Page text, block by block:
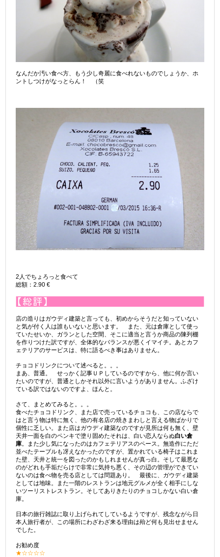
なんだか汚い食べ方、もう少し奇麗に食べれないものでしょうか、ホ
ントしつけがなっとらん！ （笑
2人でちょろっと食べて
総額：2.90 €
店の造りはガウディ建築と言っても、初めからそうだと知っていない
と気が付く人は誰もいないと思います。 また、元は倉庫として使っ
ていたせいか、ガランとした空間、そこに適当と言うか商品の陳列棚
を作りつけた訳ですが、全体的なバランスが悪くイマイチ。あとカフ
ェテリアのサービスは、特に語るべき事はありません。
チョコドリンクについて述べると。。。
まあ、普通。 せっかく記事ＵＰしているのですから、他に何か言い
たいのですが、普通としかそれ以外に言いようがありません。ふざけ
ている訳ではないのですよ、ほんと。
さて、まとめてみると。。。
食べたチョコドリンク、また店で売っているチョコも、この店ならで
はと言う物は特に無く、他の有名店の焼きまわしと言える物ばかりで
個性に乏しい。また店はガウディ建築なのですが見所は何も無く、壁
天井一面を白のペンキで塗り固めたそれは、白い恋人ならぬ白い倉
庫。また少し気になったのはカフェテリアスのペース。無造作にただ
並べたテーブルも冴えなかったのですが、置かれている椅子はこれま
た壁、天井と統一を図ったのかもしれませんが真っ白。そして最悪な
のがどれも手垢だらけで非常に気持ち悪く、その辺の管理ができてい
ないのは食べ物を売る店としては問題あり。 最後に、ガウディ建築
としては地味。また一階のレストランは地元グルメが全く相手にしな
いツーリストレストラン。そしてありきたりのチョコしかない白い倉
庫。
日本の旅行雑誌に取り上げられてしているようですが、残念ながら日
本人旅行者が、この場所にわざわざ来る理由は殆ど何も見出せません
でした。
お勧め度
★☆☆☆☆